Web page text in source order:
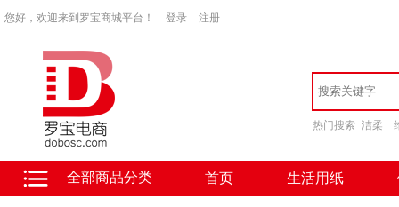
您好，欢迎来到罗宝商城平台！ 登录 注册
热门搜索 洁柔
全部商品分类 首页 生活用纸